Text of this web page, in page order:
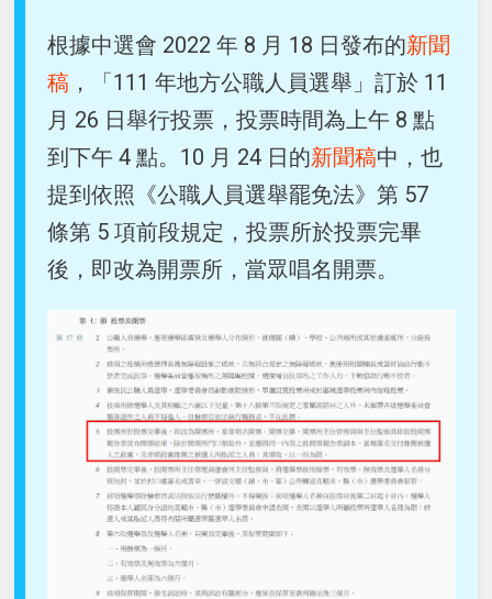
根據中選會 2022 年 8 月 18 日發布的新聞
稿 ，「111 年地方公職人員選舉」訂於 11
月 26 日舉行投票，投票時間為上午 8 點
到下午 4 點。10 月 24 日的新聞稿中，也
提到依照《公職人員選舉罷免法》第 57
條第 5 項前段規定，投票所於投票完畢
後，即改為開票所，當眾唱名開票。